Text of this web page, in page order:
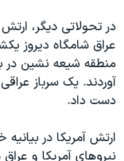
اسرائیل در جنگ
نرگس محمدی برنده
همایش محافظه‌کاران
صفحه‌های ویژه
سفر پرزیدنت ترامپ به
در تحولاتی ديگر، ارتش
عراق شامگاه ديروز
منطقه شيعه نشين در
آوردند. يک سرباز
دست داد.
ارتش آمريکا در
نيروهای آمريکا و